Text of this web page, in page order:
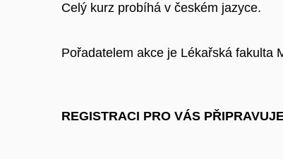
Celý kurz probíhá v českém jazyce.
Pořadatelem akce je Lékařská fakulta
REGISTRACI PRO VÁS